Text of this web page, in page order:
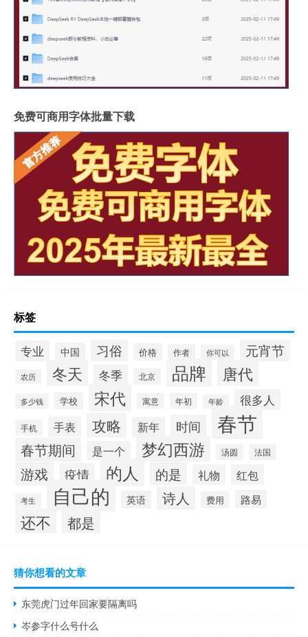
免费可商用字体批量下载
标签
专业 中国 习俗 价格 作者 你可以 元宵节
农历 冬天 冬季 北京 品牌 唐代
多少钱 学校 宋代 寓意 年初 年龄 很多人
手机 手表 攻略 新年 时间 春节
春节期间 是一个 梦幻西游 汤圆 法国
游戏 疫情 的人 的是 礼物 红包
考生 自己的 英语 诗人 费用 路易
还不 都是
猜你想看的文章
东莞虎门过年回家要隔离吗
岑参字什么号什么